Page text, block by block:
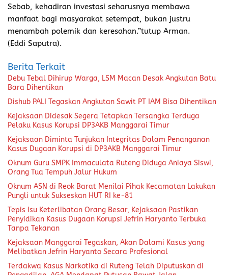
Sebab, kehadiran investasi seharusnya membawa
manfaat bagi masyarakat setempat, bukan justru
menambah polemik dan keresahan.”tutup Arman.
(Eddi Saputra).
Berita Terkait
Debu Tebal Dihirup Warga, LSM Macan Desak Angkutan Batu
Bara Dihentikan
Dishub PALI Tegaskan Angkutan Sawit PT IAM Bisa Dihentikan
Kejaksaan Didesak Segera Tetapkan Tersangka Terduga
Pelaku Kasus Korupsi DP3AKB Manggarai Timur
Kejaksaan Diminta Tunjukan Integritas Dalam Penanganan
Kasus Dugaan Korupsi di DP3AKB Manggarai Timur
Oknum Guru SMPK Immaculata Ruteng Diduga Aniaya Siswi,
Orang Tua Tempuh Jalur Hukum
Oknum ASN di Reok Barat Menilai Pihak Kecamatan Lakukan
Pungli untuk Sukseskan HUT RI ke-81
Tepis Isu Keterlibatan Orang Besar, Kejaksaan Pastikan
Penyidikan Kasus Dugaan Korupsi Jefrin Haryanto Terbuka
Tanpa Tekanan
Kejaksaan Manggarai Tegaskan, Akan Dalami Kasus yang
Melibatkan Jefrin Haryanto Secara Profesional
Terdakwa Kasus Narkotika di Ruteng Telah Diputuskan di